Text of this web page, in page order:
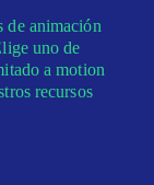
de animación
uno de
a motion
recursos